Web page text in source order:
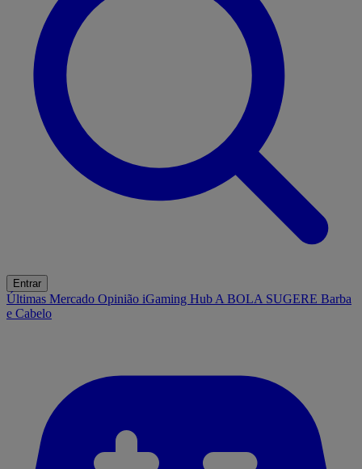
Entrar
Últimas Mercado Opinião iGaming Hub A BOLA SUGERE Barba
e Cabelo